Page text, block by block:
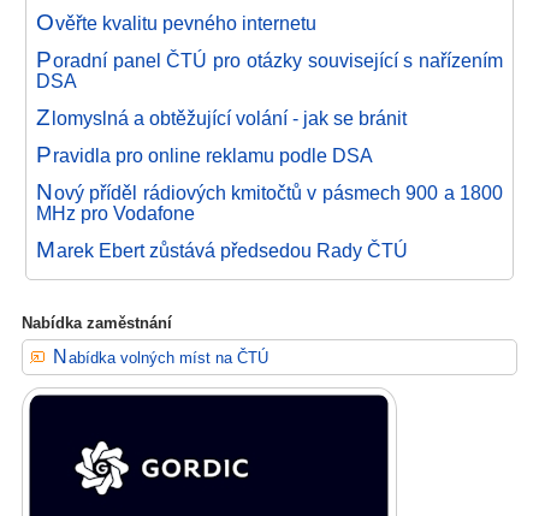
Ověřte kvalitu pevného internetu
Poradní panel ČTÚ pro otázky související s nařízením
DSA
Z lomyslná a obtěžující volání - jak se bránit
Pravidla pro online reklamu podle DSA
Nový příděl rádiových kmitočtů v pásmech 900 a 1800
MHz pro Vodafone
Marek Ebert zůstává předsedou Rady ČTÚ
Nabídka zaměstnání
Nabídka volných míst na ČTÚ